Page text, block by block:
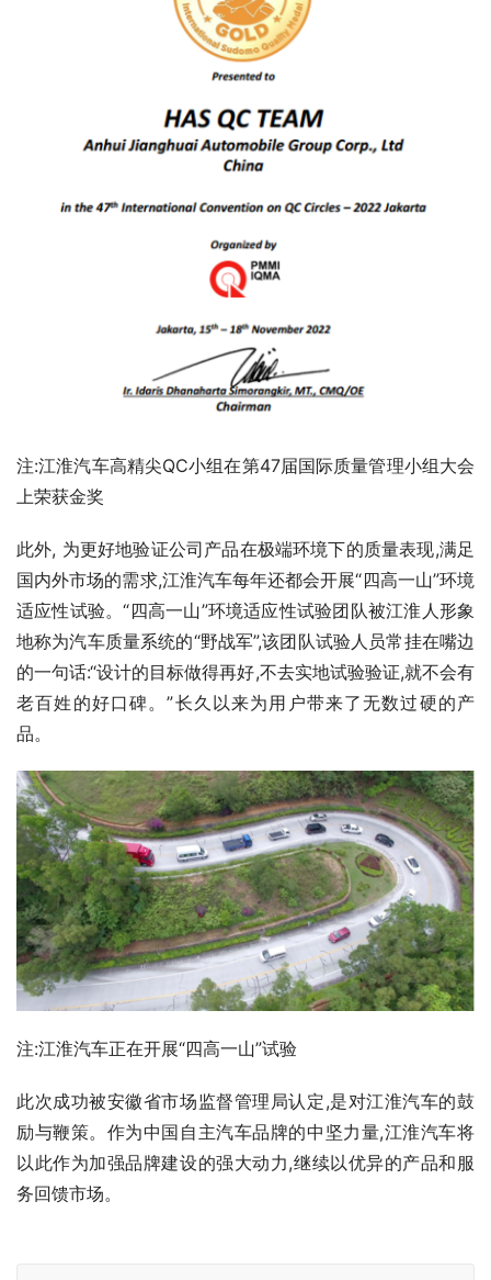
注:江淮汽车高精尖QC小组在第47届国际质量管理小组大会
上荣获金奖
此外, 为更好地验证公司产品在极端环境下的质量表现,满足
国内外市场的需求,江淮汽车每年还都会开展“四高一山”环境
适应性试验。“四高一山”环境适应性试验团队被江淮人形象
地称为汽车质量系统的“野战军”,该团队试验人员常挂在嘴边
的一句话:“设计的目标做得再好,不去实地试验验证,就不会有
老百姓的好口碑。”长久以来为用户带来了无数过硬的产
品。
注:江淮汽车正在开展“四高一山”试验
此次成功被安徽省市场监督管理局认定,是对江淮汽车的鼓
励与鞭策。作为中国自主汽车品牌的中坚力量,江淮汽车将
以此作为加强品牌建设的强大动力,继续以优异的产品和服
务回馈市场。